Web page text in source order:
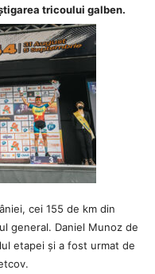
tricoului galben.
cei 155 de km din
general. Daniel Munoz de
etapei și a fost urmat de